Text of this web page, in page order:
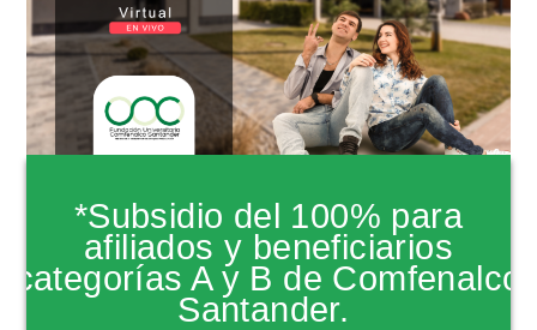
BIBLIOTECA
INVESTIGACIONES
EDUCACIÓN CONTINUA
NOTICIAS
*Subsidio del 100% para
afiliados y beneficiarios
categorías A y B de Comfenalco
Santander.